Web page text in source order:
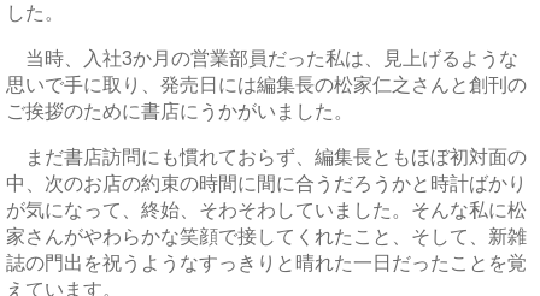
した。
当時、入社3か月の営業部員だった私は、見上げるような
思いで手に取り、発売日には編集長の松家仁之さんと創刊の
ご挨拶のために書店にうかがいました。
まだ書店訪問にも慣れておらず、編集長ともほぼ初対面の
中、次のお店の約束の時間に間に合うだろうかと時計ばかり
が気になって、終始、そわそわしていました。そんな私に松
家さんがやわらかな笑顔で接してくれたこと、そして、新雑
誌の門出を祝うようなすっきりと晴れた一日だったことを覚
えています。